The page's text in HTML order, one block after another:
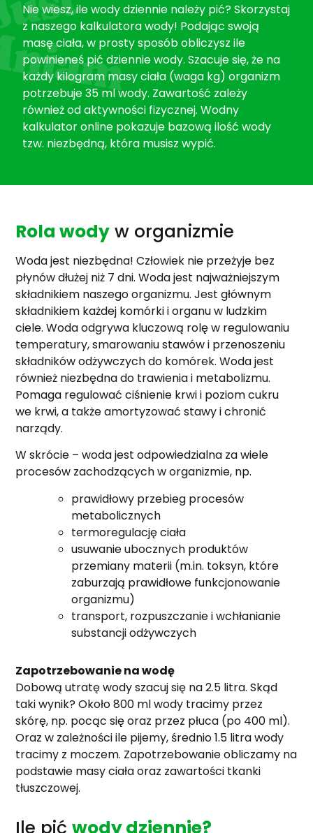
Nie wiesz, ile wody dziennie należy pić? Skorzystaj
z naszego kalkulatora wody! Podając swoją
masę ciała, w prosty sposób obliczysz ile
powinieneś pić dziennie wody. Szacuje się, że na
każdy kilogram masy ciała (waga kg) organizm
potrzebuje 35 ml wody. Zawartość zależy
również od aktywności fizycznej. Wodny
kalkulator online pokazuje bazową ilość wody
tzw. niezbędną, która musisz wypić.
Rola wody w organizmie
Woda jest niezbędna! Człowiek nie przeżyje bez
płynów dłużej niż 7 dni. Woda jest najważniejszym
składnikiem naszego organizmu. Jest głównym
składnikiem każdej komórki i organu w ludzkim
ciele. Woda odgrywa kluczową rolę w regulowaniu
temperatury, smarowaniu stawów i przenoszeniu
składników odżywczych do komórek. Woda jest
również niezbędna do trawienia i metabolizmu.
Pomaga regulować ciśnienie krwi i poziom cukru
we krwi, a także amortyzować stawy i chronić
narządy.
W skrócie – woda jest odpowiedzialna za wiele
procesów zachodzących w organizmie, np.
prawidłowy przebieg procesów
metabolicznych
termoregulację ciała
usuwanie ubocznych produktów
przemiany materii (m.in. toksyn, które
zaburzają prawidłowe funkcjonowanie
organizmu)
transport, rozpuszczanie i wchłanianie
substancji odżywczych
Zapotrzebowanie na wodę
Dobową utratę wody szacuj się na 2.5 litra. Skąd
taki wynik? Około 800 ml wody tracimy przez
skórę, np. pocąc się oraz przez płuca (po 400 ml).
Oraz w zależności ile pijemy, średnio 1.5 litra wody
tracimy z moczem. Zapotrzebowanie obliczamy na
podstawie masy ciała oraz zawartości tkanki
tłuszczowej.
Ile pićwody dziennie?